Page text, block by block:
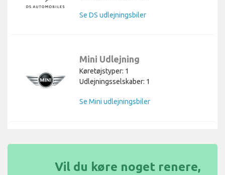
Se DS udlejningsbiler
Mini Udlejning
Køretøjstyper: 1
Udlejningsselskaber: 1
Se Mini udlejningsbiler
Vil du køre noget renere,